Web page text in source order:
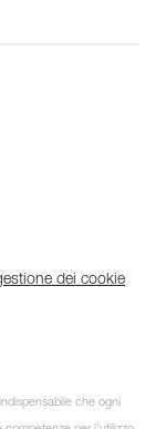
dei cookie
che ogni